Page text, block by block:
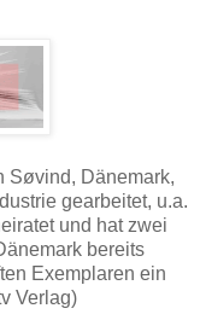
Søvind, Dänemark,
gearbeitet, u.a.
und hat zwei
bereits
Exemplaren ein
Verlag)